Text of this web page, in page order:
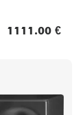
1111.00 €